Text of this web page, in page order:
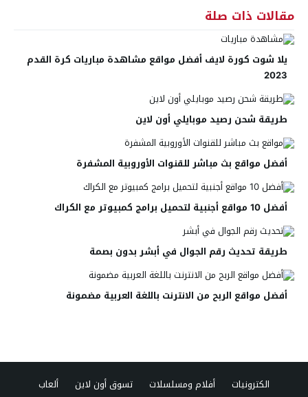
مقالات ذات صلة
يلا شوت كورة لايف أفضل مواقع مشاهدة مباريات كرة القدم
2023
طريقة شحن رصيد موبايلي أون لاين
أفضل مواقع بث مباشر للقنوات الأوروبية المشفرة
أفضل 10 مواقع أجنبية لتحميل برامج كمبيوتر مع الكراك
طريقة تحديث رقم الجوال في أبشر بدون بصمة
أفضل مواقع الربح من الانترنت باللغة العربية مضمونة
الكترونيات أفلام ومسلسلات تسوق أون لاين ألعاب